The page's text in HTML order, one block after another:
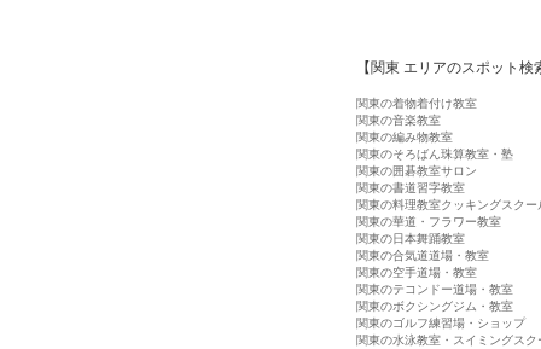
【関東 エリアのスポット検
関東の着物着付け教室
関東の音楽教室
関東の編み物教室
関東のそろばん珠算教室・塾
関東の囲碁教室サロン
関東の書道習字教室
関東の料理教室クッキングスクー
関東の華道・フラワー教室
関東の日本舞踊教室
関東の合気道道場・教室
関東の空手道場・教室
関東のテコンドー道場・教室
関東のボクシングジム・教室
関東のゴルフ練習場・ショップ
関東の水泳教室・スイミングスク